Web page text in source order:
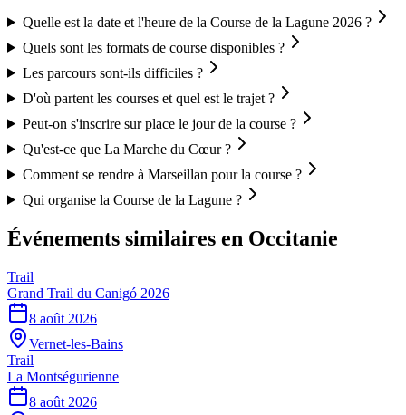
Quelle est la date et l'heure de la Course de la Lagune 2026 ?
Quels sont les formats de course disponibles ?
Les parcours sont-ils difficiles ?
D'où partent les courses et quel est le trajet ?
Peut-on s'inscrire sur place le jour de la course ?
Qu'est-ce que La Marche du Cœur ?
Comment se rendre à Marseillan pour la course ?
Qui organise la Course de la Lagune ?
Événements similaires en Occitanie
Trail
Grand Trail du Canigó 2026
8 août 2026
Vernet-les-Bains
Trail
La Montségurienne
8 août 2026